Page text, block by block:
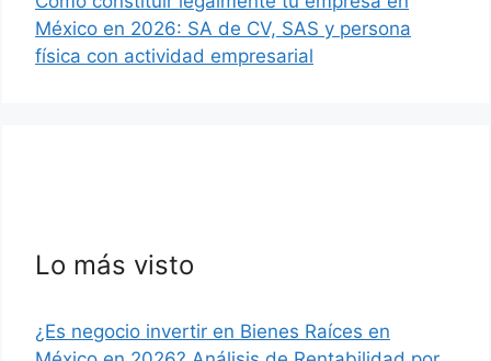
México en 2026: SA de CV, SAS y persona
física con actividad empresarial
Lo más visto
¿Es negocio invertir en Bienes Raíces en